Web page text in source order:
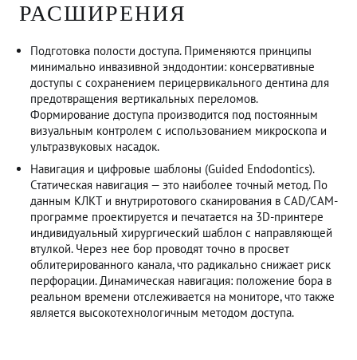
РАСШИРЕНИЯ
Подготовка полости доступа. Применяются принципы
минимально инвазивной эндодонтии: консервативные
доступы с сохранением перицервикального дентина для
предотвращения вертикальных переломов.
Формирование доступа производится под постоянным
визуальным контролем с использованием микроскопа и
ультразвуковых насадок.
Навигация и цифровые шаблоны (Guided Endodontics).
Статическая навигация — это наиболее точный метод. По
данным КЛКТ и внутриротового сканирования в CAD/CAM-
программе проектируется и печатается на 3D-принтере
индивидуальный хирургический шаблон с направляющей
втулкой. Через нее бор проводят точно в просвет
облитерированного канала, что радикально снижает риск
перфорации. Динамическая навигация: положение бора в
реальном времени отслеживается на мониторе, что также
является высокотехнологичным методом доступа.